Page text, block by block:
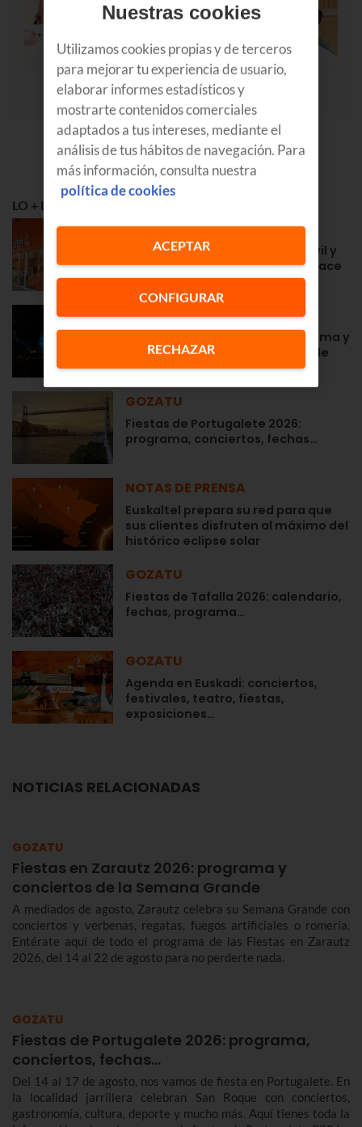
LO + LEÍDO
APRENDE
Euskaltel en Navarra: fibra, móvil y
la cercanía de siempre desde hace
años
GOZATU
Fiestas en Zarautz 2026: programa y
conciertos de la Semana Grande
GOZATU
Fiestas de Portugalete 2026:
programa, conciertos, fechas…
NOTAS DE PRENSA
Euskaltel prepara su red para que
sus clientes disfruten al máximo del
histórico eclipse solar
GOZATU
Fiestas de Tafalla 2026: calendario,
fechas, programa…
GOZATU
Agenda en Euskadi: conciertos,
festivales, teatro, fiestas,
exposiciones…
NOTICIAS RELACIONADAS
GOZATU
Fiestas en Zarautz 2026: programa y
conciertos de la Semana Grande
A mediados de agosto, Zarautz celebra su Semana Grande con
conciertos y verbenas, regatas, fuegos artificiales o romería.
Entérate aquí de todo el programa de las Fiestas en Zarautz
2026, del 14 al 22 de agosto para no perderte nada.
GOZATU
Fiestas de Portugalete 2026: programa,
conciertos, fechas…
Del 14 al 17 de agosto, nos vamos de fiesta en Portugalete. En
la localidad jarrillera celebran San Roque con conciertos,
gastronomía, cultura, deporte y mucho más. Aquí tienes toda la
Nuestras cookies
Utilizamos cookies propias y de terceros
para mejorar tu experiencia de usuario,
elaborar informes estadísticos y
mostrarte contenidos comerciales
adaptados a tus intereses, mediante el
análisis de tus hábitos de navegación. Para
más información, consulta nuestra
política de cookies
CONFIGURAR
RECHAZAR
ACEPTAR